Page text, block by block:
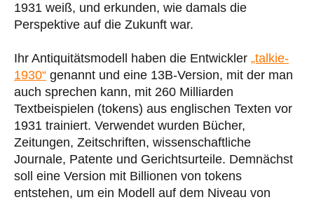
1931 weiß, und erkunden, wie damals die
Perspektive auf die Zukunft war.
Ihr Antiquitätsmodell haben die Entwickler „talkie-
1930“ genannt und eine 13B-Version, mit der man
auch sprechen kann, mit 260 Milliarden
Textbeispielen (tokens) aus englischen Texten vor
1931 trainiert. Verwendet wurden Bücher,
Zeitungen, Zeitschriften, wissenschaftliche
Journale, Patente und Gerichtsurteile. Demnächst
soll eine Version mit Billionen von tokens
entstehen, um ein Modell auf dem Niveau von